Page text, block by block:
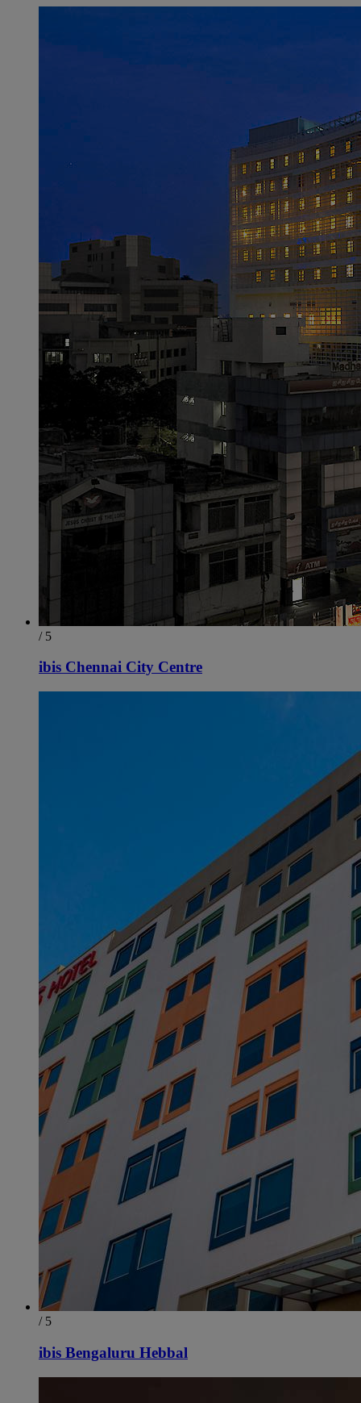
/ 5
ibis Chennai City Centre
/ 5
ibis Bengaluru Hebbal